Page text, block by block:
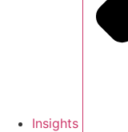
Insights